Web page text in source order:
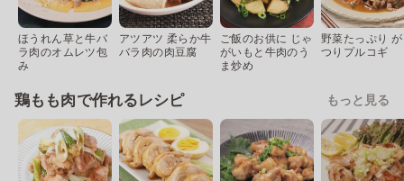
ほうれん草と牛バ
ラ肉のオムレツ包
み
アツアツ 柔らか牛
バラ肉の肉豆腐
ご飯のお供に じゃ
がいもと牛肉のう
ま炒め
野菜たっぷり
つりプルコギ
鶏もも肉で作れるレシピ もっと見る